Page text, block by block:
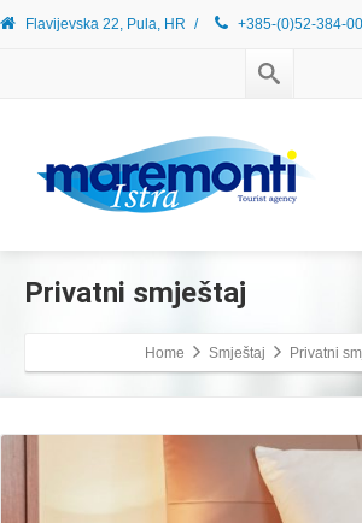
Flavijevska 22, Pula, HR / +385-(0)52-384-
Privatni smještaj
Home Smještaj Privatni